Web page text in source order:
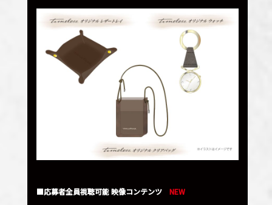
■応募者全員視聴可能 映像コンテンツNEW